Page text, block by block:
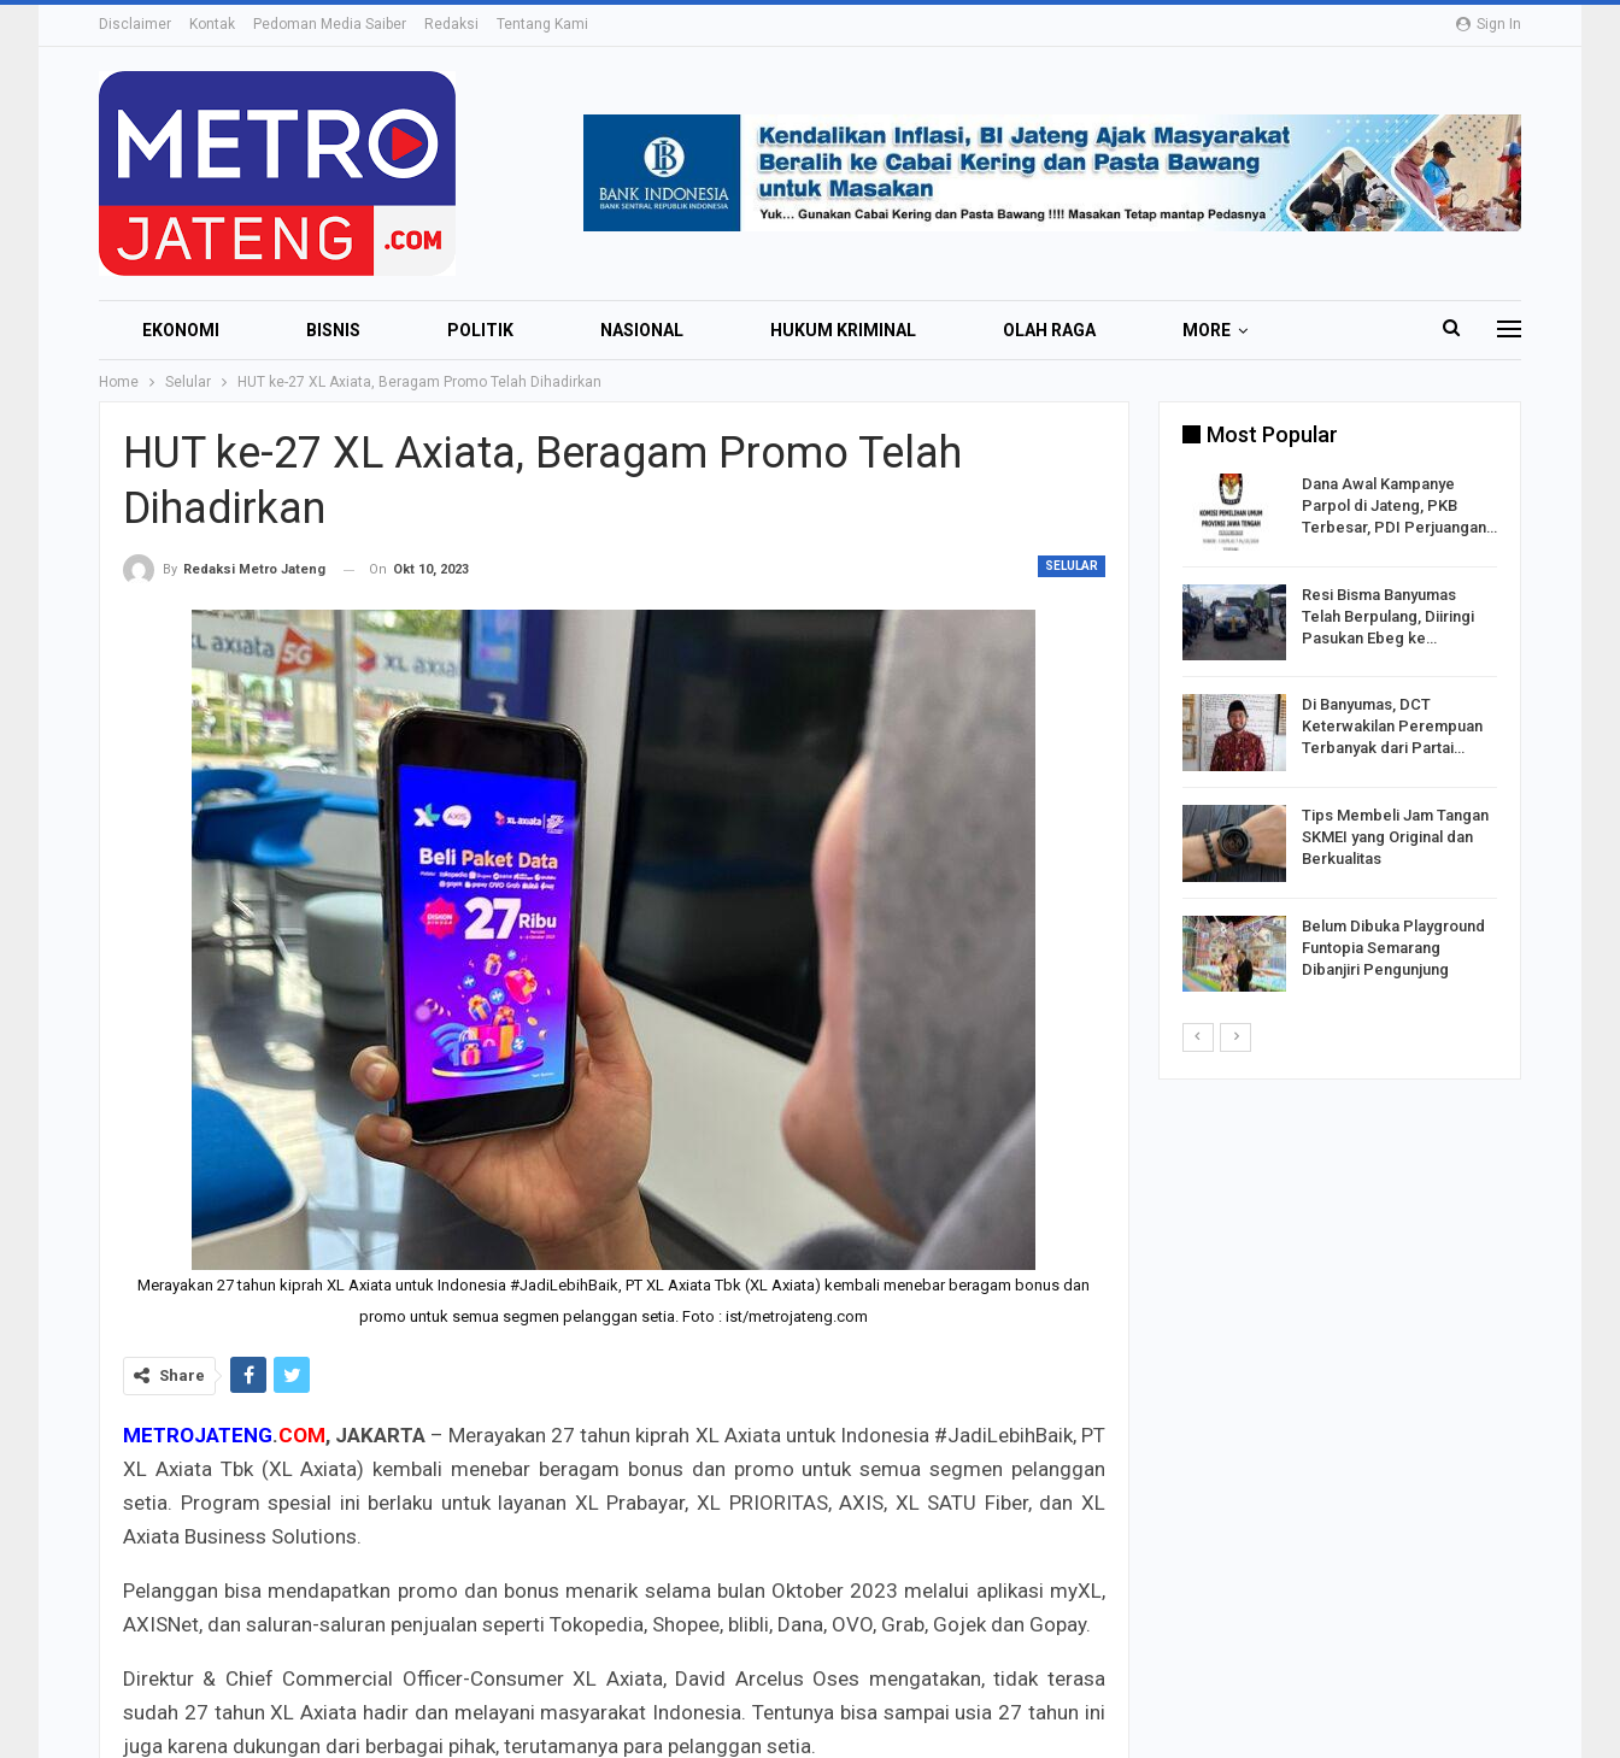
Sign In
Disclaimer Kontak Pedoman Media Saiber Redaksi Tentang Kami
EKONOMI BISNIS POLITIK NASIONAL HUKUM KRIMINAL OLAH RAGA MORE
Home Selular HUT ke-27 XL Axiata, Beragam Promo Telah Dihadirkan
HUT ke-27 XL Axiata, Beragam Promo Telah
Dihadirkan
SELULAR
By Redaksi Metro Jateng On Okt 10, 2023
Merayakan 27 tahun kiprah XL Axiata untuk Indonesia #JadiLebihBaik, PT XL Axiata Tbk (XL Axiata) kembali menebar beragam bonus dan
promo untuk semua segmen pelanggan setia. Foto : ist/metrojateng.com
Share
METROJATENG.COM, JAKARTA – Merayakan 27 tahun kiprah XL Axiata untuk Indonesia #JadiLebihBaik, PT
XL Axiata Tbk (XL Axiata) kembali menebar beragam bonus dan promo untuk semua segmen pelanggan
setia. Program spesial ini berlaku untuk layanan XL Prabayar, XL PRIORITAS, AXIS, XL SATU Fiber, dan XL
Axiata Business Solutions.
Pelanggan bisa mendapatkan promo dan bonus menarik selama bulan Oktober 2023 melalui aplikasi myXL,
AXISNet, dan saluran-saluran penjualan seperti Tokopedia, Shopee, blibli, Dana, OVO, Grab, Gojek dan Gopay.
Direktur & Chief Commercial Officer-Consumer XL Axiata, David Arcelus Oses mengatakan, tidak terasa
sudah 27 tahun XL Axiata hadir dan melayani masyarakat Indonesia. Tentunya bisa sampai usia 27 tahun ini
juga karena dukungan dari berbagai pihak, terutamanya para pelanggan setia.
Most Popular
Dana Awal Kampanye
Parpol di Jateng, PKB
Terbesar, PDI Perjuangan…
Resi Bisma Banyumas
Telah Berpulang, Diiringi
Pasukan Ebeg ke…
Di Banyumas, DCT
Keterwakilan Perempuan
Terbanyak dari Partai…
Tips Membeli Jam Tangan
SKMEI yang Original dan
Berkualitas
Belum Dibuka Playground
Funtopia Semarang
Dibanjiri Pengunjung